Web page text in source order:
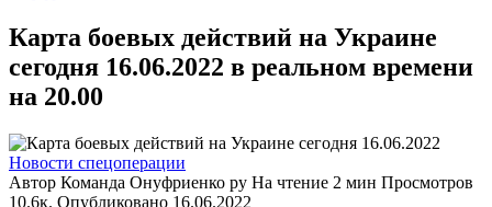
Карта боевых действий на Украине
сегодня 16.06.2022 в реальном времени
на 20.00
Новости спецоперации
Автор Команда Онуфриенко ру На чтение 2 мин Просмотров
10.6к. Опубликовано 16.06.2022